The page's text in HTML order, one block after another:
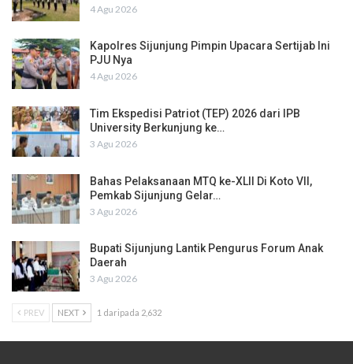
4 Agu 2026
Kapolres Sijunjung Pimpin Upacara Sertijab Ini
PJU Nya
4 Agu 2026
Tim Ekspedisi Patriot (TEP) 2026 dari IPB
University Berkunjung ke…
3 Agu 2026
Bahas Pelaksanaan MTQ ke-XLII Di Koto VII,
Pemkab Sijunjung Gelar…
3 Agu 2026
Bupati Sijunjung Lantik Pengurus Forum Anak
Daerah
3 Agu 2026
PREV NEXT 1 daripada 2,632